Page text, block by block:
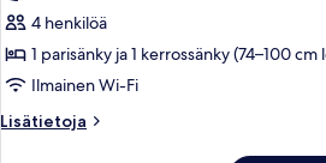
out
Family
Room
(Check-
12:00
4 henkilöä
1 parisänky ja 1 kerrossänky (74–100 cm
Ilmainen Wi-Fi
Lisätietoja
Lisätietoja